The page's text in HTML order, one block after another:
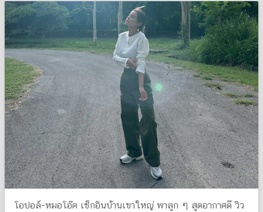
โอปอล์-หมอโอ๊ค เช็กอินบ้านเขาใหญ่ พาลูก ๆ สูดอากาศดี วิว